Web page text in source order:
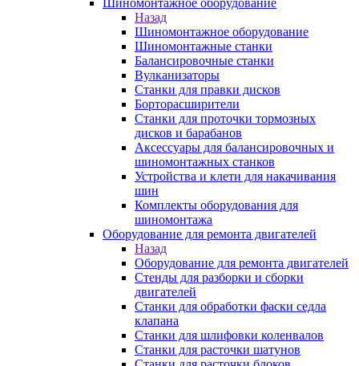
Шиномонтажное оборудование
Назад
Шиномонтажное оборудование
Шиномонтажные станки
Балансировочные станки
Вулканизаторы
Станки для правки дисков
Борторасширители
Станки для проточки тормозных
дисков и барабанов
Аксессуары для балансировочных и
шиномонтажных станков
Устройства и клети для накачивания
шин
Комплекты оборудования для
шиномонтажа
Оборудование для ремонта двигателей
Назад
Оборудование для ремонта двигателей
Стенды для разборки и сборки
двигателей
Станки для обработки фаски седла
клапана
Станки для шлифовки коленвалов
Станки для расточки шатунов